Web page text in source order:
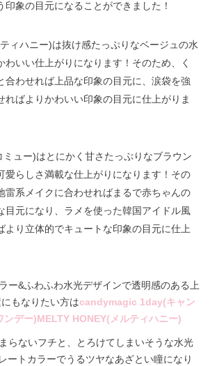
印象の目元になることができました！
ィハニー)は抜け感たっぷりなベージュの水
わいい仕上がりになります！そのため、く
合わせれば上品な印象の目元に、涙袋を強
ればよりかわいい印象の目元に仕上がりま
ュー)はとにかく甘さたっぷりなブラウン
愛らしさ満載な仕上がりになります！その
雷系メイクに合わせればまるで赤ちゃんの
目元になり、ラメを使った韓国アイドル風
より立体的でキュートな印象の目元に仕上
ー&ふわふわ水光デザインで透明感のある上
もなりたい方はcandymagic 1day(キャン
ンデー)MELTY HONEY(メルティハニー)
らないフチと、とろけてしまいそうな水光
ートカラーでうるツヤなあざとい瞳になり